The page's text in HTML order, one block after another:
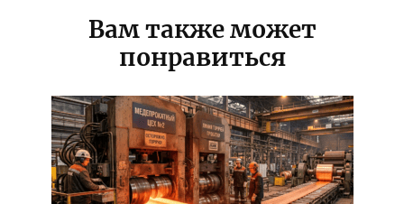
Вам также может
понравиться